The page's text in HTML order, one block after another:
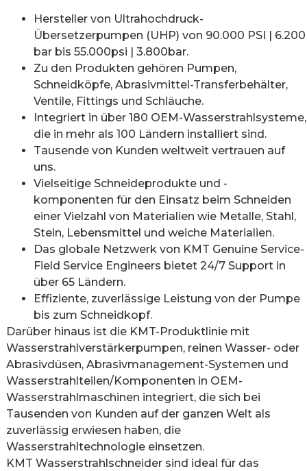
Hersteller von Ultrahochdruck-
Übersetzerpumpen (UHP) von 90.000 PSI | 6.200
bar bis 55.000psi | 3.800bar.
Zu den Produkten gehören Pumpen,
Schneidköpfe, Abrasivmittel-Transferbehälter,
Ventile, Fittings und Schläuche.
Integriert in über 180 OEM-Wasserstrahlsysteme,
die in mehr als 100 Ländern installiert sind.
Tausende von Kunden weltweit vertrauen auf
uns.
Vielseitige Schneideprodukte und -
komponenten für den Einsatz beim Schneiden
einer Vielzahl von Materialien wie Metalle, Stahl,
Stein, Lebensmittel und weiche Materialien.
Das globale Netzwerk von KMT Genuine Service-
Field Service Engineers bietet 24/7 Support in
über 65 Ländern.
Effiziente, zuverlässige Leistung von der Pumpe
bis zum Schneidkopf.
Darüber hinaus ist die KMT-Produktlinie mit
Wasserstrahlverstärkerpumpen, reinen Wasser- oder
Abrasivdüsen, Abrasivmanagement-Systemen und
Wasserstrahlteilen/Komponenten in OEM-
Wasserstrahlmaschinen integriert, die sich bei
Tausenden von Kunden auf der ganzen Welt als
zuverlässig erwiesen haben, die
Wasserstrahltechnologie einsetzen.
KMT Wasserstrahlschneider sind ideal für das